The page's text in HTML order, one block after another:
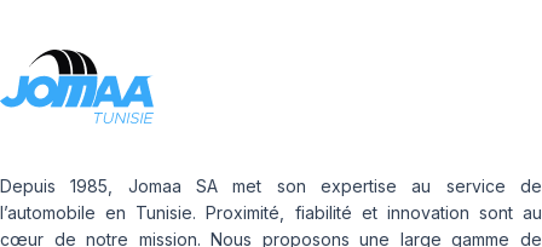
Depuis 1985, Jomaa SA met son expertise au service de
l’automobile en Tunisie. Proximité, fiabilité et innovation sont au
cœur de notre mission. Nous proposons une large gamme de